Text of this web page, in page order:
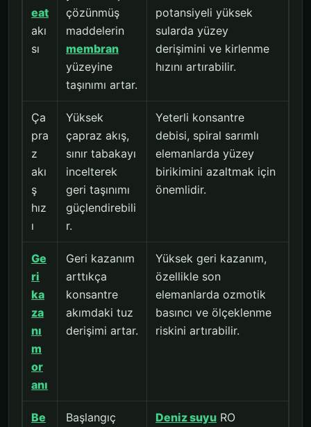
eat
akı
sı
çözünmüş
maddelerin
membran
yüzeyine
taşınımı artar.
potansiyeli yüksek
sularda yüzey
derişimini ve kirlenme
hızını artırabilir.
Ça
pra
z
akı
ş
hız
ı
Yüksek
çapraz akış,
sınır tabakayı
incelterek
geri taşınımı
güçlendirebili
r.
Yeterli konsantre
debisi, spiral sarımlı
elemanlarda yüzey
birikimini azaltmak için
önemlidir.
Ge
ri
ka
za
nı
m
or
anı
Geri kazanım
arttıkça
konsantre
akımdaki tuz
derişimi artar.
Yüksek geri kazanım,
özellikle son
elemanlarda ozmotik
basıncı ve ölçeklenme
riskini artırabilir.
Be
Başlangıç
Deniz suyu RO